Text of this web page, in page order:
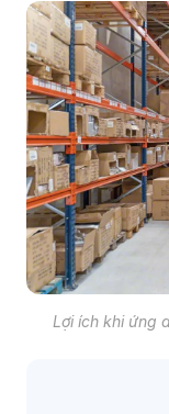
Lợi ích khi ứng